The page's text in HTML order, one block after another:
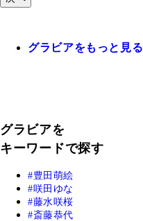
グラビアをもっと見る
グラビアを
キーワードで探す
豊田萌絵
咲田ゆな
藤水咲桜
斎藤恭代